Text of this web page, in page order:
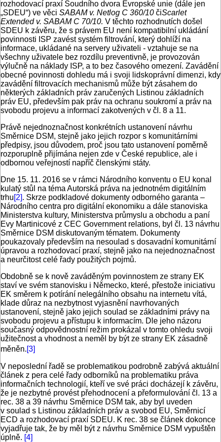
rozhodovací praxí Soudního dvora Evropské unie (dále jen
„SDEU“) ve věci SABAM v. Netlog C 360/10 čiScarlet
Extended v. SABAM C 70/10. V těchto rozhodnutích došel
SDEU k závěru, že s právem EU není kompatibilní ukládání
povinnosti ISP zavést systém filtrování, který dohlíží na
informace, ukládané na servery uživateli - vztahuje se na
všechny uživatele bez rozdílu preventivně, je provozován
výlučně na náklady ISP, a to bez časového omezení. Zavádění
obecné povinnosti dohledu má i svoji lidskoprávní dimenzi, kdy
zavádění filtrovacích mechanismů může být zásahem do
některých základních práv zaručených Listinou základních
práv EU, především pak práv na ochranu soukromí a práv na
svobodu projevu a informací zakotvených v čl. 8 a 11.
Právě nejednoznačnost konkrétních ustanovení návrhu
Směrnice DSM, stejně jako jejich rozpor s komunitárními
předpisy, jsou důvodem, proč jsou tato ustanovení poměrně
rozporuplně přijímána nejen zde v České republice, ale i
odbornou veřejností napříč členskými státy.
Dne 15. 11. 2016 se v rámci Národního konventu o EU konal
kulatý stůl na téma Autorská práva na jednotném digitálním
trhu[2]. Skrze podkladové dokumenty odborného garanta –
Národního centra pro digitální ekonomiku a dále stanoviska
Ministerstva kultury, Ministerstva průmyslu a obchodu a paní
Evy Martinicové z CEC Government relations, byl čl. 13 návrhu
Směrnice DSM diskutovaným tématem. Dokumenty
poukazovaly především na nesoulad s dosavadní komunitární
úpravou a rozhodovací praxí, stejně jako na nejednoznačnost
a neurčitost celé řady použitých pojmů.
Obdobně se k nově zaváděným povinnostem ze strany EK
staví ve svém stanovisku i Německo, které, přestože iniciativu
EK směrem k potírání nelegálního obsahu na internetu vítá,
klade důraz na nezbytnost vyjasnění navrhovaných
ustanovení, stejně jako jejich soulad se základními právy na
svobodu projevu a přístupu k informacím. Dle jeho názoru
současný odpovědnostní režim prokázal v tomto ohledu svoji
užitečnost a vhodnost a neměl by být ze strany EK zásadně
měněn.[3]
V neposlední řadě se problematikou podrobně zabývá aktuální
článek z pera celé řady odborníků na problematiku práva
informačních technologií, kteří ve své práci docházejí k závěru,
že je nezbytné provést přehodnocení a přeformulování čl. 13 a
rec. 38 a 39 návrhu Směrnice DSM tak, aby byl uveden
v soulad s Listinou základních práv a svobod EU, Směrnicí
ECD a rozhodovací praxí SDEU. K rec. 38 se článek dokonce
vyjadřuje tak, že by měl být z návrhu Směrnice DSM vypuštěn
úplně. [4]